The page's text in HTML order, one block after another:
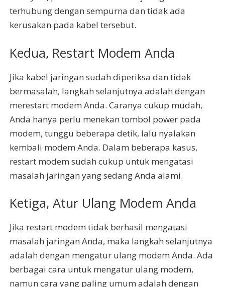
terhubung dengan sempurna dan tidak ada
kerusakan pada kabel tersebut.
Kedua, Restart Modem Anda
Jika kabel jaringan sudah diperiksa dan tidak
bermasalah, langkah selanjutnya adalah dengan
merestart modem Anda. Caranya cukup mudah,
Anda hanya perlu menekan tombol power pada
modem, tunggu beberapa detik, lalu nyalakan
kembali modem Anda. Dalam beberapa kasus,
restart modem sudah cukup untuk mengatasi
masalah jaringan yang sedang Anda alami.
Ketiga, Atur Ulang Modem Anda
Jika restart modem tidak berhasil mengatasi
masalah jaringan Anda, maka langkah selanjutnya
adalah dengan mengatur ulang modem Anda. Ada
berbagai cara untuk mengatur ulang modem,
namun cara yang paling umum adalah dengan